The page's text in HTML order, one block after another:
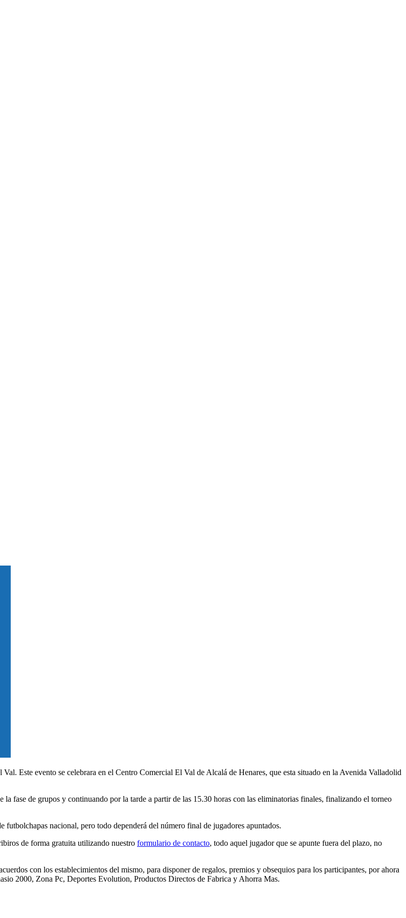
Este evento se celebrara en el Centro Comercial El Val de Alcalá de Henares, que esta situado en la Avenida Valladolid
fase de grupos y continuando por la tarde a partir de las 15.30 horas con las eliminatorias finales, finalizando el torneo
nacional, pero todo dependerá del número final de jugadores apuntados.
de forma gratuita utilizando nuestro formulario de contacto, todo aquel jugador que se apunte fuera del plazo, no
con los establecimientos del mismo, para disponer de regalos, premios y obsequios para los participantes, por ahora
2000, Zona Pc, Deportes Evolution, Productos Directos de Fabrica y Ahorra Mas.